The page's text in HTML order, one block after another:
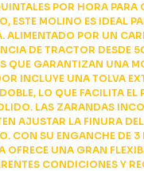
POR HORA PARA
ESTE MOLINO ES IDEAL
ALIMENTADO POR UN
DE TRACTOR DESDE
QUE GARANTIZAN UNA
INCLUYE UNA TOLVA
LO QUE FACILITA EL
LAS ZARANDAS
AJUSTAR LA FINURA
CON SU ENGANCHE DE 3
UNA GRAN
CONDICIONES Y